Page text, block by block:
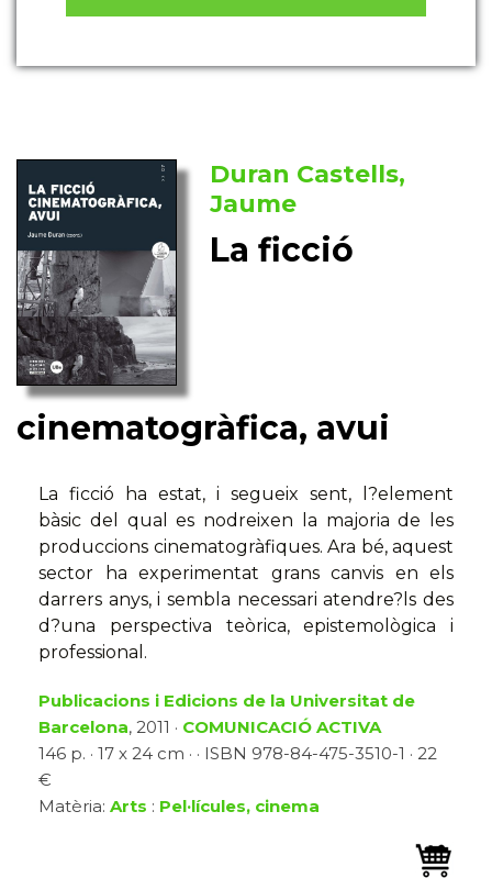
Duran Castells,
Jaume
La ficció
cinematogràfica, avui
La ficció ha estat, i segueix sent, l?element
bàsic del qual es nodreixen la majoria de les
produccions cinematogràfiques. Ara bé, aquest
sector ha experimentat grans canvis en els
darrers anys, i sembla necessari atendre?ls des
d?una perspectiva teòrica, epistemològica i
professional.
Publicacions i Edicions de la Universitat de
Barcelona, 2011 · COMUNICACIÓ ACTIVA
146 p. · 17 x 24 cm · · ISBN 978-84-475-3510-1 · 22
€
Matèria: Arts : Pel·lícules, cinema